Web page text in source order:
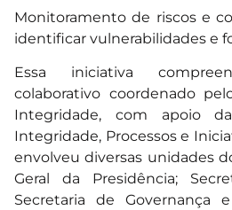
Monitoramento de riscos e
identificar vulnerabilidades e
Essa iniciativa
colaborativo coordenado
Integridade, com apoio
Integridade, Processos e
envolveu diversas unidades
Geral da Presidência;
Secretaria de Governança